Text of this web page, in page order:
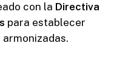
con la Directiva
para establecer